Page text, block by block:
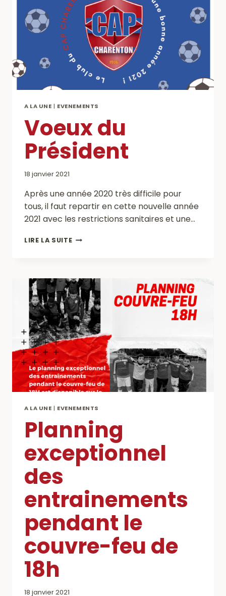
AU
STADE
A LA UNE | EVENEMENTS
Voeux du
Président
18 janvier 2021
Après une année 2020 très difficile pour
tous, il faut repartir en cette nouvelle année
2021 avec les restrictions sanitaires et une…
LIRE LA SUITEVOEUX
A LA UNE | EVENEMENTS
Planning
exceptionnel
des
entrainements
pendant le
couvre-feu de
18h
18 janvier 2021